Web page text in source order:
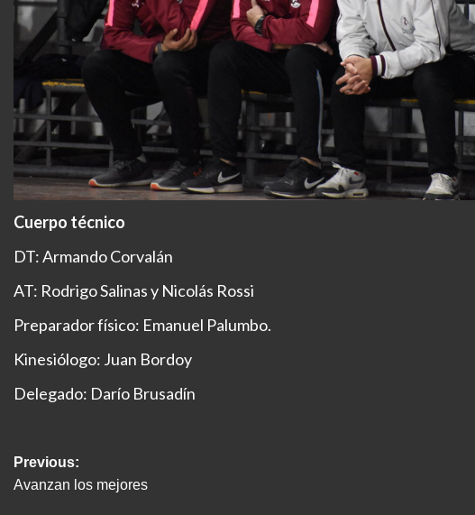
Cuerpo técnico
DT: Armando Corvalán
AT: Rodrigo Salinas y Nicolás Rossi
Preparador físico: Emanuel Palumbo.
Kinesiólogo: Juan Bordoy
Delegado: Darío Brusadín
Post
navigation
Previous:
Avanzan los mejores